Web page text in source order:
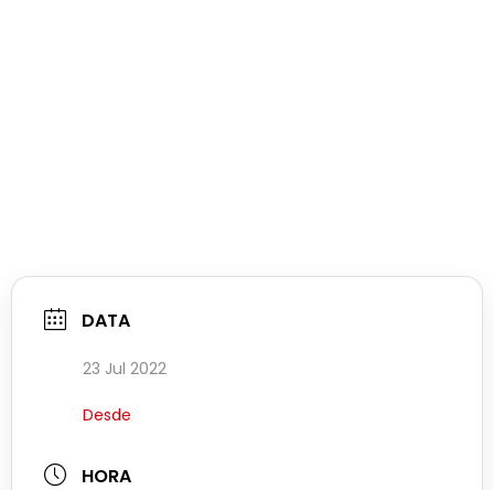
DATA
23 Jul 2022
Desde
HORA